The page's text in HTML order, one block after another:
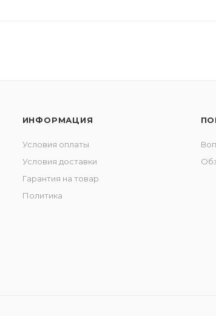
ИНФОРМАЦИЯ
Условия оплаты
Условия доставки
Гарантия на товар
Политика